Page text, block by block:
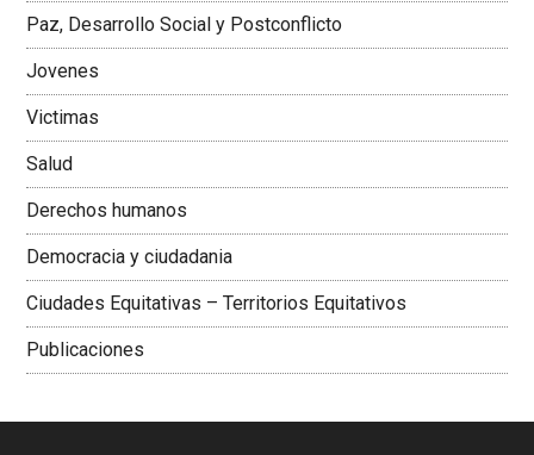
Paz, Desarrollo Social y Postconflicto
Jovenes
Victimas
Salud
Derechos humanos
Democracia y ciudadania
Ciudades Equitativas – Territorios Equitativos
Publicaciones